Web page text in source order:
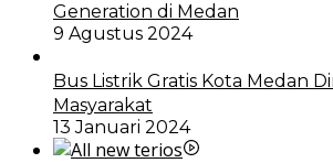
Generation di Medan
9 Agustus 2024
Bus Listrik Gratis Kota Medan
Masyarakat
13 Januari 2024